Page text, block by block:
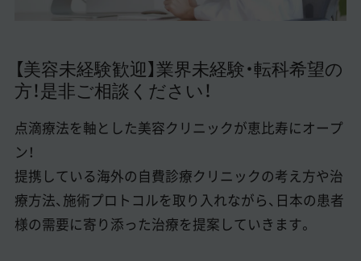
美容医療の転職お役立ち記事
よくあるご質問
医師採用ご担当者様・その他問い合わせ
【美容未経験歓迎】業界未経験・転科希望の
方！是非ご相談ください！
点滴療法を軸とした美容クリニックが恵比寿にオープ
ン！
提携している海外の自費診療クリニックの考え方や治
療方法、施術プロトコルを取り入れながら、日本の患者
様の需要に寄り添った治療を提案していきます。